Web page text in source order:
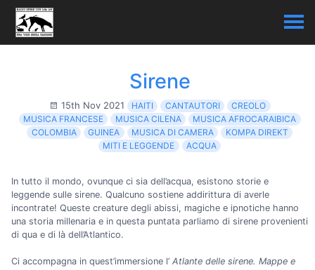
Sirene
15th Nov 2021 HAITI CANTAUTORI
CREOLO
MUSICA FRANCESE
MUSICA CILENA
MUSICA AFROCARAIBICA
COLOMBIA
GUINEA MUSICA DI CAMERA
KOMPA DIREKT
MITI E LEGGENDE
ACQUA
In tutto il mondo, ovunque ci sia dell’acqua, esistono storie e
leggende sulle sirene. Qualcuno sostiene addirittura di averle
incontrate! Queste creature degli abissi, magiche e ipnotiche hanno
una storia millenaria e in questa puntata parliamo di sirene provenienti
di qua e di là dell’Atlantico.
Ci accompagna in quest’immersione l’ Atlante delle sirene. Mappe e